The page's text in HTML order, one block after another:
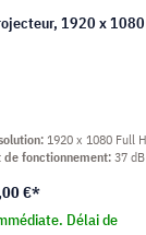
1920 x 1080
1920 x 1080 Full
de fonctionnement 37 dB
€*
Délai de